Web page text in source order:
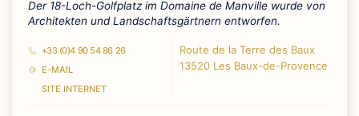
Der 18-Loch-Golfplatz im Domaine de Manville wurde von
Architekten und Landschaftsgärtnern entworfen.
+33 (0)4 90 54 86 26
E-MAIL
SITE INTERNET
Route de la Terre des Baux
13520 Les Baux-de-Provence